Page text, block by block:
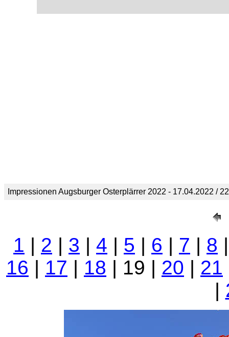
Impressionen Augsburger Osterplärrer 2022 - 17.04.2022 /
1 | 2 | 3 | 4 | 5 | 6 | 7 | 8
16 | 17 | 18 | 19 | 20 | 21
|